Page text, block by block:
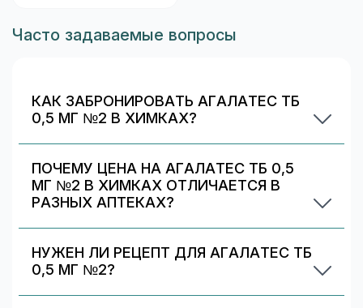
Часто задаваемые вопросы
КАК ЗАБРОНИРОВАТЬ АГАЛАТЕС ТБ
0,5 МГ №2 В ХИМКАХ?
(если доступно). После оформления получите
номер заказа и выкупите препарат в аптеке.
ПОЧЕМУ ЦЕНА НА АГАЛАТЕС ТБ 0,5
МГ №2 В ХИМКАХ ОТЛИЧАЕТСЯ В
РАЗНЫХ АПТЕКАХ?
разных аптек в Химках — выбирайте самое
выгодное и удобное по адресу/времени
работы.
НУЖЕН ЛИ РЕЦЕПТ ДЛЯ АГАЛАТЕС ТБ
0,5 МГ №2?